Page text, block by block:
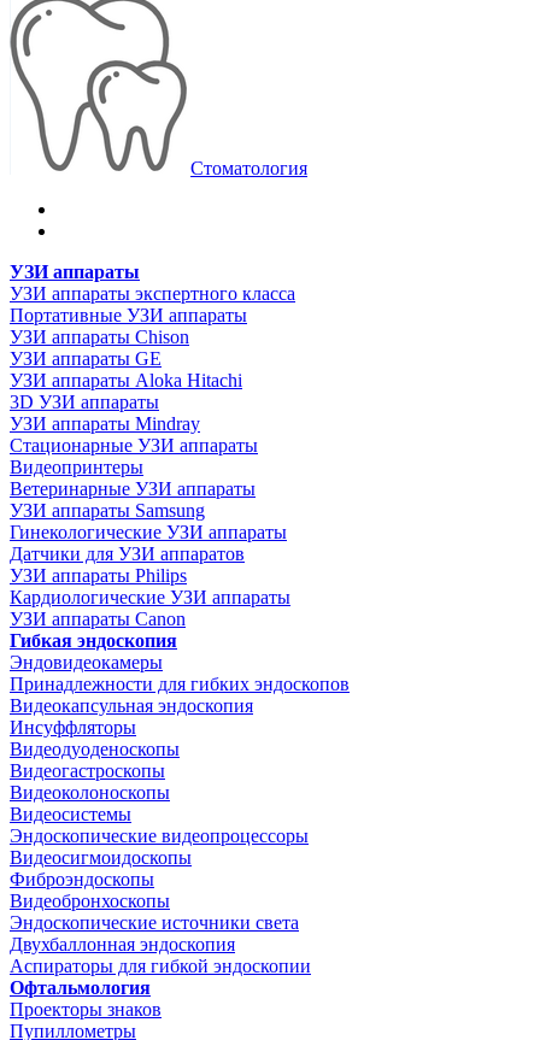
Стоматология
УЗИ аппараты
УЗИ аппараты экспертного класса
Портативные УЗИ аппараты
УЗИ аппараты Chison
УЗИ аппараты GE
УЗИ аппараты Aloka Hitachi
3D УЗИ аппараты
УЗИ аппараты Mindray
Стационарные УЗИ аппараты
Видеопринтеры
Ветеринарные УЗИ аппараты
УЗИ аппараты Samsung
Гинекологические УЗИ аппараты
Датчики для УЗИ аппаратов
УЗИ аппараты Philips
Кардиологические УЗИ аппараты
УЗИ аппараты Canon
Гибкая эндоскопия
Эндовидеокамеры
Принадлежности для гибких эндоскопов
Видеокапсульная эндоскопия
Инсуффляторы
Видеодуоденоскопы
Видеогастроскопы
Видеоколоноскопы
Видеосистемы
Эндоскопические видеопроцессоры
Видеосигмоидоскопы
Фиброэндоскопы
Видеобронхоскопы
Эндоскопические источники света
Двухбаллонная эндоскопия
Аспираторы для гибкой эндоскопии
Офтальмология
Проекторы знаков
Пупиллометры